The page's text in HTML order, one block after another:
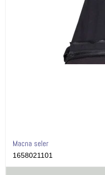
Macna seler
1658021101